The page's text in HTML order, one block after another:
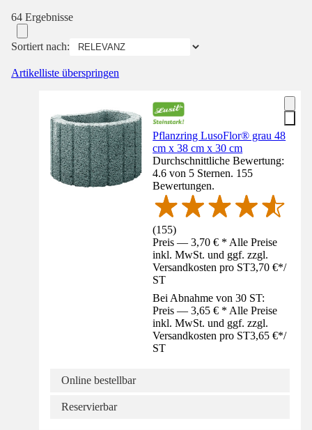
64 Ergebnisse
Sortiert nach:
Artikelliste überspringen
Pflanzring LusoFlor® grau 48
cm x 38 cm x 30 cm
Durchschnittliche Bewertung:
4.6 von 5 Sternen. 155
Bewertungen.
(155)
Preis — 3,70 € * Alle Preise
inkl. MwSt. und ggf. zzgl.
Versandkosten pro ST3,70 €*/
ST
Bei Abnahme von 30 ST:
Preis — 3,65 € * Alle Preise
inkl. MwSt. und ggf. zzgl.
Versandkosten pro ST3,65 €*/
ST
Online bestellbar
Reservierbar